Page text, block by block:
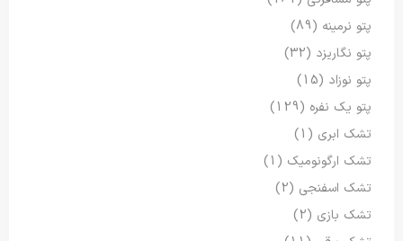
پتو نرمینه (89)
پتو نگاریزد (32)
پتو نوزاد (15)
پتو یک نفره (129)
تشک ابری (1)
تشک ارگونومیک (1)
تشک اسفنجی (2)
تشک بازی (2)